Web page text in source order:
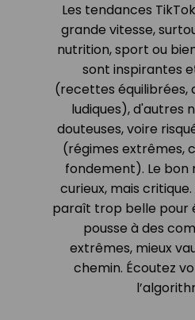
Les tendances
grande vitesse,
nutrition, sport ou
sont inspirantes
(recettes équilibrées,
ludiques), d'autres
douteuses, voire
(régimes extrêmes,
fondement). Le bon
curieux, mais
paraît trop belle pour
pousse à des
extrêmes, mieux
chemin. Écoutez